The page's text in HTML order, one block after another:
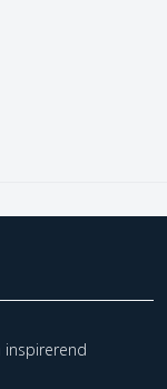
inspirerend